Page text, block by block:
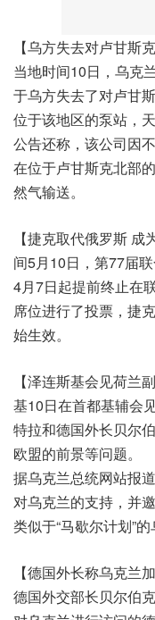
【乌方失去对卢甘斯
当地时间10日，乌克
于乌方失去了对卢甘
位于该地区的泵站，
公告还称，该公司因
在位于卢甘斯克北部
然气输送。
【捷克取代俄罗斯
间5月10日，第77届
4月7日起提前终止在
席位进行了投票，捷
始生效。
【泽连斯基会见荷兰
基10日在首都基辅会
特拉和德国外长贝尔
欧盟的前景等问题。
据乌克兰总统网站报
对乌克兰的支持，并
类似于“马歇尔计划”
【德国外长称乌克兰
德国外交部长贝尔伯